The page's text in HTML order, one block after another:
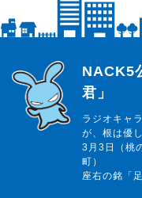
らじっと君
NACK5
君」
ラジオキャ
が、根は優
3月3日（桃
町）
座右の銘「